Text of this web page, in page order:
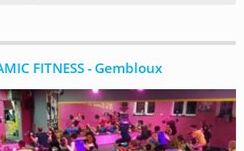
FITNESS - Gembloux